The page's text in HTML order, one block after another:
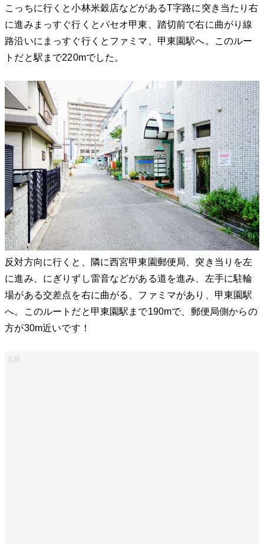
こっちに行くと小林米穀店などがあるT字路に突き当たり右
に進みまっすぐ行くとパセオ甲東、踏切前で右に曲がり線
路沿いにまっすぐ行くとファミマ、甲東園駅へ。このルー
トだと駅まで220mでした。
反対方向に行くと、隣に西宮甲東園郵便局、突き当りを左
に進み、にぎりずし雷音などがある道を進み、左手に駐輪
場がある交差点を右に曲がる、ファミマがあり、甲東園駅
へ。このルートだと甲東園駅まで190mで、郵便局側からの
方が30m近いです！